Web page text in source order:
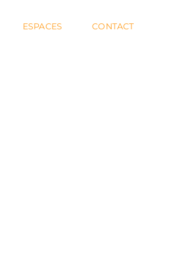
ESPACES CONTACT